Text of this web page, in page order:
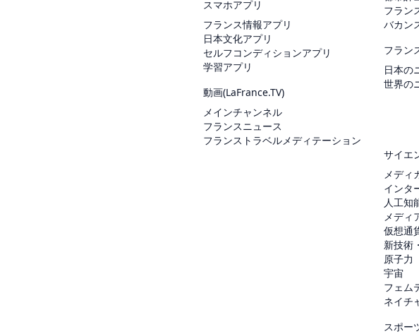
スマホアプリ
フランス情報アプリ
日本文化アプリ
セルフコンディションアプリ
学習アプリ
動画(LaFrance.TV)
メインチャンネル
フランスニュース
フランストラベルメディテーション
フラン
バカン
フラン
日本の
世界の
サイエ
メディ
インタ
人工知
メディ
仮想通
新技術
原子力
宇宙
フェム
ネイチ
スポー